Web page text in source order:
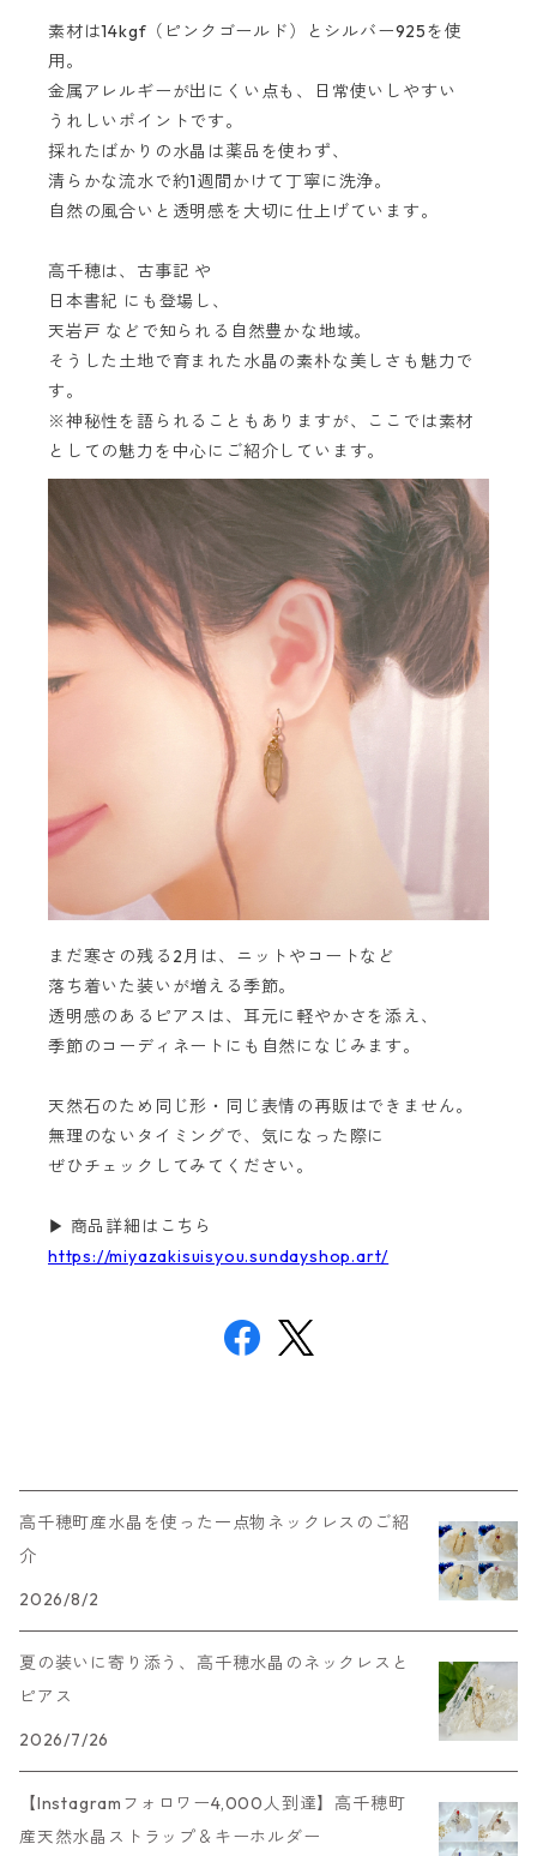
素材は14kgf（ピンクゴールド）とシルバー925を使
用。
金属アレルギーが出にくい点も、日常使いしやすい
うれしいポイントです。
採れたばかりの水晶は薬品を使わず、
清らかな流水で約1週間かけて丁寧に洗浄。
自然の風合いと透明感を大切に仕上げています。
高千穂は、古事記 や
日本書紀 にも登場し、
天岩戸 などで知られる自然豊かな地域。
そうした土地で育まれた水晶の素朴な美しさも魅力で
す。
※神秘性を語られることもありますが、ここでは素材
としての魅力を中心にご紹介しています。
まだ寒さの残る2月は、ニットやコートなど
落ち着いた装いが増える季節。
透明感のあるピアスは、耳元に軽やかさを添え、
季節のコーディネートにも自然になじみます。
天然石のため同じ形・同じ表情の再販はできません。
無理のないタイミングで、気になった際に
ぜひチェックしてみてください。
▶ 商品詳細はこちら
https://miyazakisuisyou.sundayshop.art/
高千穂町産水晶を使った一点物ネックレスのご紹
介
2026/8/2
夏の装いに寄り添う、高千穂水晶のネックレスと
ピアス
2026/7/26
【Instagramフォロワー4,000人到達】高千穂町
産天然水晶ストラップ＆キーホルダー